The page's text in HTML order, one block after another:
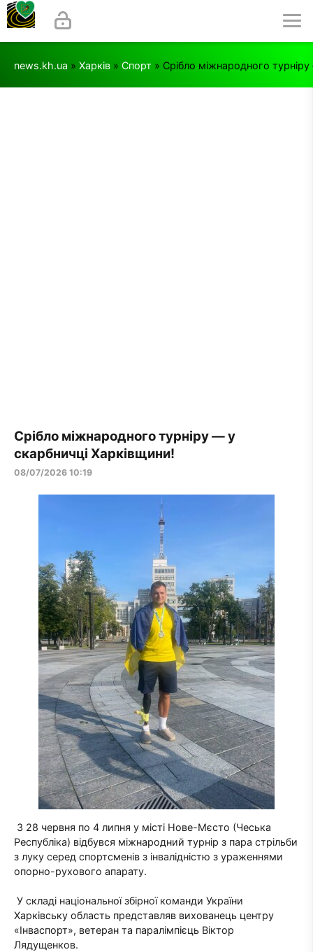
news.kh.ua » Харків » Спорт » Срібло міжнародного
Срібло міжнародного турніру — у
скарбничці Харківщини!
08/07/2026 10:19
З 28 червня по 4 липня у місті Нове-Мєсто (Чеська
Республіка) відбувся міжнародний турнір з пара стрільби
з луку серед спортсменів з інвалідністю з ураженнями
опорно-рухового апарату.
У складі національної збірної команди України
Харківську область представляв вихованець центру
«Інваспорт», ветеран та паралімпієць Віктор
Лядущенков.